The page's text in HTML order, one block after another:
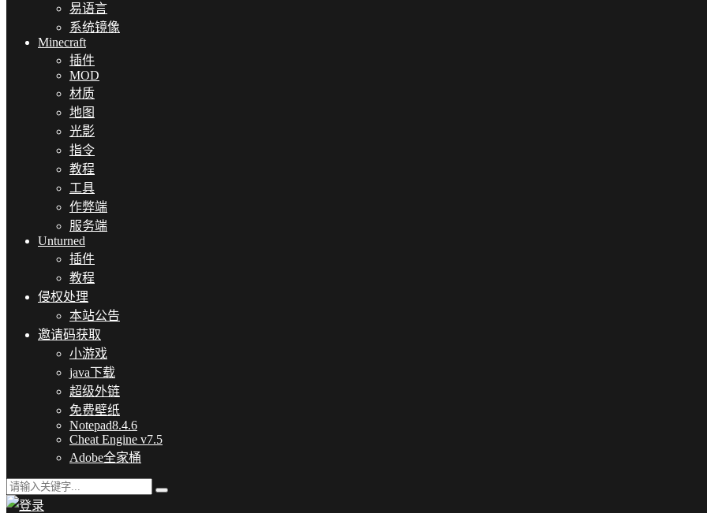
易语言
系统镜像
Minecraft
插件
MOD
材质
地图
光影
指令
教程
工具
作弊端
服务端
Unturned
插件
教程
侵权处理
本站公告
邀请码获取
小游戏
java下载
超级外链
免费壁纸
Notepad8.4.6
Cheat Engine v7.5
Adobe全家桶